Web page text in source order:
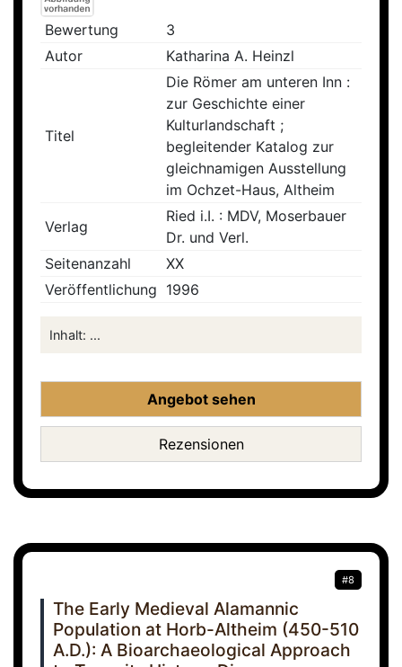
Bewertung
3
Autor
Katharina A. Heinzl
Titel
Die Römer am unteren Inn :
zur Geschichte einer
Kulturlandschaft ;
begleitender Katalog zur
gleichnamigen Ausstellung
im Ochzet-Haus, Altheim
Verlag
Ried i.I. : MDV, Moserbauer
Dr. und Verl.
Seitenanzahl
XX
Veröffentlichung 1996
Inhalt: ...
Angebot sehen
Rezensionen
#8
The Early Medieval Alamannic
Population at Horb-Altheim (450-510
A.D.): A Bioarchaeological Approach